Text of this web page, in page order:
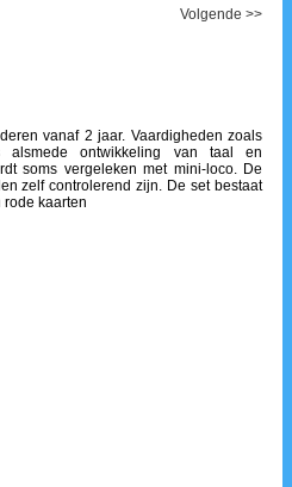
Volgende >>
vanaf 2 jaar. Vaardigheden zoals
alsmede ontwikkeling van taal en
soms vergeleken met mini-loco. De
zelf controlerend zijn. De set bestaat
kaarten